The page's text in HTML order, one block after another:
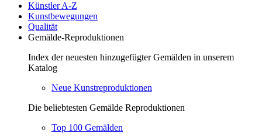
Künstler A-Z
Kunstbewegungen
Qualität
Gemälde-Reproduktionen
Index der neuesten hinzugefügter Gemälden in unserem
Katalog
Neue Kunstreproduktionen
Die beliebtesten Gemälde Reproduktionen
Top 100 Gemälden